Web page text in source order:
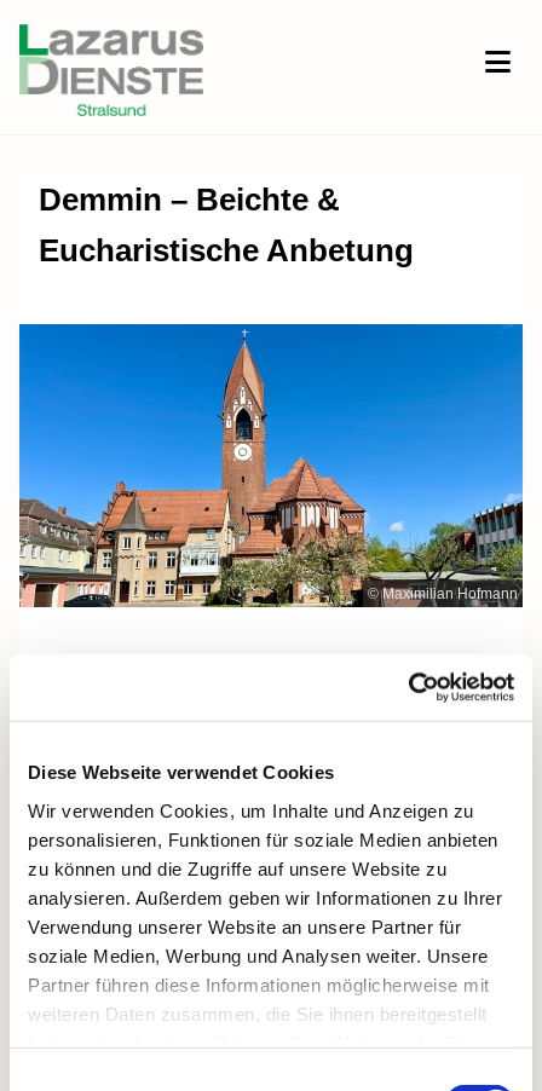
Diese Webseite verwendet Cookies
Wir verwenden Cookies, um Inhalte und Anzeigen zu
personalisieren, Funktionen für soziale Medien anbieten
zu können und die Zugriffe auf unsere Website zu
analysieren. Außerdem geben wir Informationen zu Ihrer
Verwendung unserer Website an unsere Partner für
soziale Medien, Werbung und Analysen weiter. Unsere
Partner führen diese Informationen möglicherweise mit
weiteren Daten zusammen, die Sie ihnen bereitgestellt
Demmin – Beichte &
Eucharistische Anbetung
© Maximilian Hofmann
Freitag, 9. Juli 2027, 09:30 Uhr
Maria Rosenkranzkönigin, Demmin,
Reiferstraße 2A, 17109 Demmin